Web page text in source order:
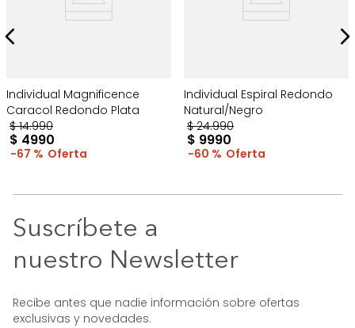
Individual Magnificence
Caracol Redondo Plata
$ 14.990
$ 4990
67 %
Individual Espiral Redondo
Natural/Negro
$ 24.990
$ 9990
60 %
Suscríbete a
nuestro Newsletter
Recibe antes que nadie información sobre ofertas
exclusivas y novedades.